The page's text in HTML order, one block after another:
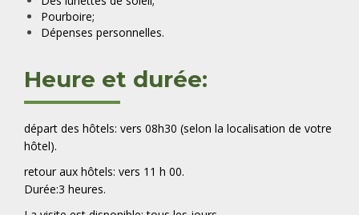
Pourboire;
Dépenses personnelles.
Heure et durée:
départ des hôtels: vers 08h30 (selon la localisation de votre
hôtel).
retour aux hôtels: vers 11 h 00.
Durée:3 heures.